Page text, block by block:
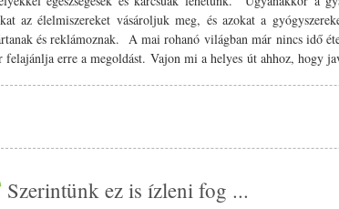
Szerintünk ez is ízleni fog ...